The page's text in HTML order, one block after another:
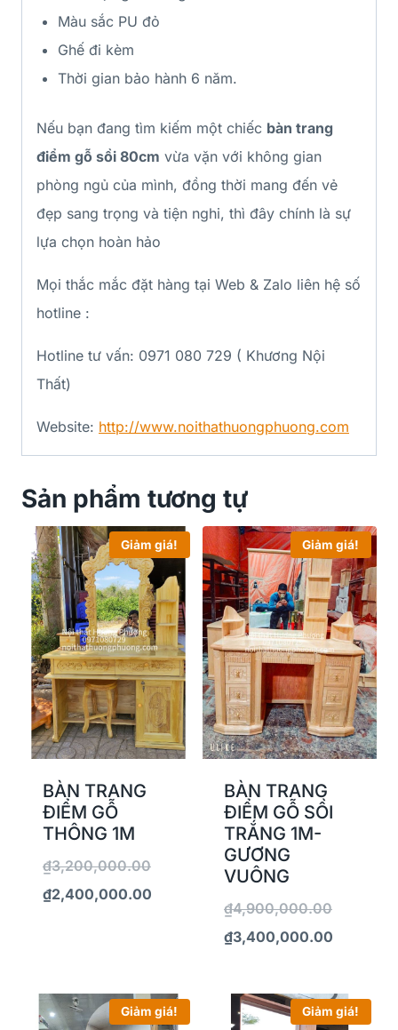
Màu sắc PU đỏ
Ghế đi kèm
Thời gian bảo hành 6 năm.
Nếu bạn đang tìm kiếm một chiếc bàn trang
điểm gỗ sồi 80cm vừa vặn với không gian
phòng ngủ của mình, đồng thời mang đến vẻ
đẹp sang trọng và tiện nghi, thì đây chính là sự
lựa chọn hoàn hảo
Mọi thắc mắc đặt hàng tại Web & Zalo liên hệ số
hotline :
Hotline tư vấn: 0971 080 729 ( Khương Nội
Thất)
Website: http://www.noithathuongphuong.com
Sản phẩm tương tự
Giảm giá!
BÀN TRANG
ĐIỂM GỖ
THÔNG 1M
₫3,200,000.00
₫2,400,000.00
Giảm giá!
BÀN TRANG
ĐIỂM GỖ SỒI
TRẮNG 1M-
GƯƠNG
VUÔNG
₫4,900,000.00
₫3,400,000.00
Giảm giá! Giảm giá!